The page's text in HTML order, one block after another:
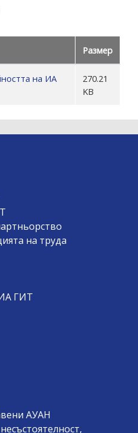
Размер
на ИА
270.21
KB
на труда
ГИТ
АУАН